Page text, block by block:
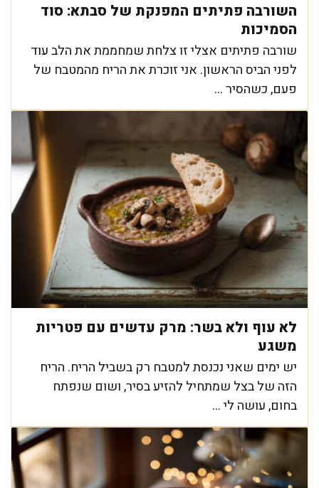
השורבה פתיתים המפנקת של סבתא: סוד
הסמיכות
שורבה פתיתים אצלי זו צלחת שמחממת את הלב עוד
לפני הביס הראשון. אני זוכרת את הריח מהמטבח של
פעם, כשהסיר ...
לא עוף ולא בשר: מרק עדשים עם פטריות
משגע
יש ימים שאני נכנסת למטבח רק בשביל הריח. הריח
הזה של בצל שמתחיל להזיע בסיר, ושום שנפתח
בחום, עושה לי ...